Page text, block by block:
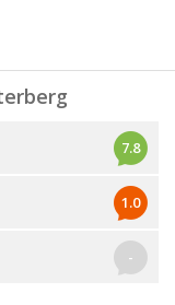
7.8
1.0
-